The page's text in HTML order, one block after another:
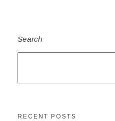
Search
RECENT POSTS